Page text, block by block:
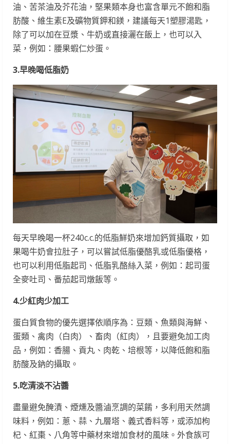
油、苦茶油及芥花油，堅果類本身也富含單元不飽和脂
肪酸、維生素E及礦物質鉀和鎂，建議每天1塑膠湯匙，
除了可以加在豆漿、牛奶或直接灑在飯上，也可以入
菜，例如：腰果蝦仁炒蛋。
3.早晚喝低脂奶
每天早晚喝一杯240c.c.的低脂鮮奶來增加鈣質攝取，如
果喝牛奶會拉肚子，可以嘗試低脂優酪乳或低脂優格，
也可以利用低脂起司、低脂乳酪絲入菜，例如：起司蛋
全麥吐司、番茄起司燉飯等。
4.少紅肉少加工
蛋白質食物的優先選擇依順序為：豆類、魚類與海鮮、
蛋類、禽肉（白肉）、畜肉（紅肉），且要避免加工肉
品，例如：香腸、貢丸、肉乾、培根等，以降低飽和脂
肪酸及鈉的攝取。
5.吃清淡不沾醬
盡量避免醃漬、煙燻及醬滷烹調的菜餚，多利用天然調
味料，例如：蔥、蒜、九層塔、義式香料等，或添加枸
杞、紅棗、八角等中藥材來增加食材的風味。外食族可